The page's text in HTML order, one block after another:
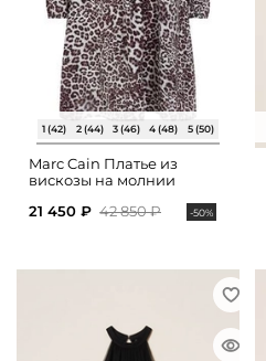
1 (42) 2 (44) 3 (46) 4 (48) 5 (50)
Marc Cain Платье из
вискозы на молнии
21 450 ₽ 42 850 ₽ -50%